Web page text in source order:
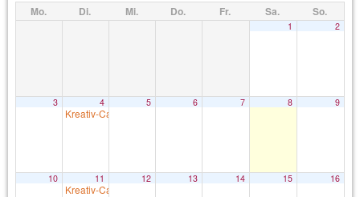
Mo. Di. Mi. Do. Fr. Sa. So.
1 2
3 4
Kreativ-Café
5 6 7 8 9
10 11
Kreativ-Café
12 13 14 15 16